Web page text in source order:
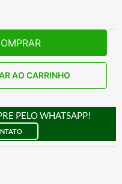
AO CARRINHO
PELO WHATSAPP!